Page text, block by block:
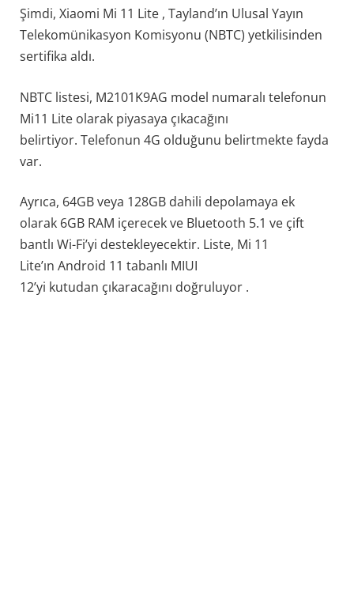
Şimdi, Xiaomi Mi 11 Lite , Tayland’ın Ulusal Yayın
Telekomünikasyon Komisyonu (NBTC) yetkilisinden
sertifika aldı.
NBTC listesi, M2101K9AG model numaralı telefonun
Mi11 Lite olarak piyasaya çıkacağını
belirtiyor. Telefonun 4G olduğunu belirtmekte fayda
var.
Ayrıca, 64GB veya 128GB dahili depolamaya ek
olarak 6GB RAM içerecek ve Bluetooth 5.1 ve çift
bantlı Wi-Fi’yi destekleyecektir. Liste, Mi 11
Lite’ın Android 11 tabanlı MIUI
12’yi kutudan çıkaracağını doğruluyor .